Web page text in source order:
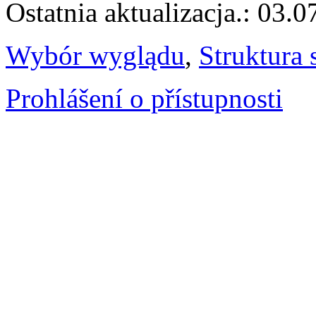
Ostatnia aktualizacja.:
Wybór wyglądu, Struktura
Prohlášení o přístupnosti